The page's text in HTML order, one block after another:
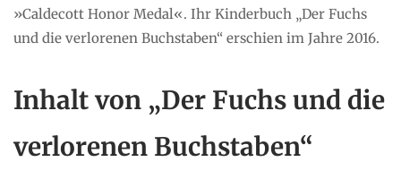
»Caldecott Honor Medal«. Ihr Kinderbuch „Der Fuchs
und die verlorenen Buchstaben“ erschien im Jahre 2016.
Inhalt von „Der Fuchs und die
verlorenen Buchstaben“